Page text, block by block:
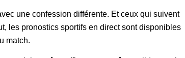
une confession différente. Et ceux qui suivent
les pronostics sportifs en direct sont disponibles
match.